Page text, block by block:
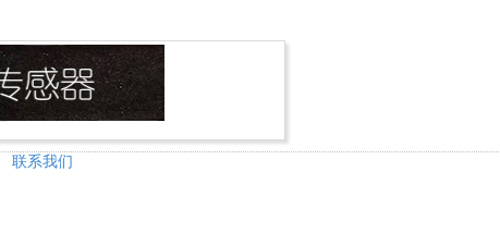
联系我们